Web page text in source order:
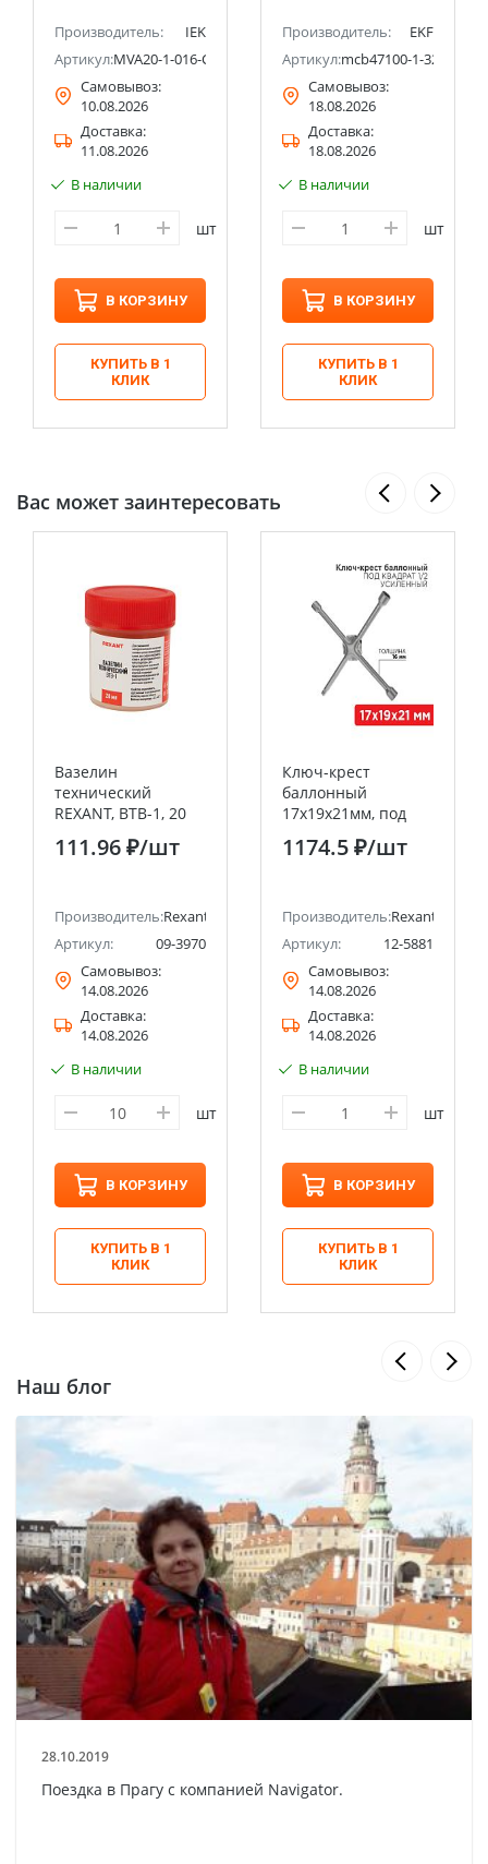
(ранее Schneider Electric)
Производитель:
IEK
Артикул:MVA20-1-016-C
Самовывоз:
10.08.2026
Доставка:
11.08.2026
В наличии
шт
В КОРЗИНУ
КУПИТЬ В 1
КЛИК
Производитель:
EKF
Артикул:mcb47100-1-32D-pro
Самовывоз:
18.08.2026
Доставка:
18.08.2026
В наличии
шт
В КОРЗИНУ
КУПИТЬ В 1
КЛИК
Вас может заинтересовать
Вазелин
технический
REXANT, ВТВ-1, 20
111.96 ₽/шт
Производитель:Rexant
Артикул:
09-3970
Самовывоз:
14.08.2026
Доставка:
14.08.2026
В наличии
шт
В КОРЗИНУ
КУПИТЬ В 1
КЛИК
Ключ-крест
баллонный
17х19х21мм, под
квадрат 1/2,
усиленный,
1174.5 ₽/шт
Производитель:Rexant
Артикул:
12-5881
Самовывоз:
14.08.2026
Доставка:
14.08.2026
В наличии
шт
В КОРЗИНУ
КУПИТЬ В 1
КЛИК
Наш блог
28.10.2019
Поездка в Прагу с компанией Navigator.